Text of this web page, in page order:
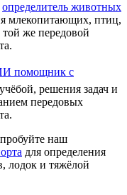
определитель животных
млекопитающих, птиц,
же передовой
помощник с
решения задач и
передовых
наш
для определения
лодок и тяжёлой